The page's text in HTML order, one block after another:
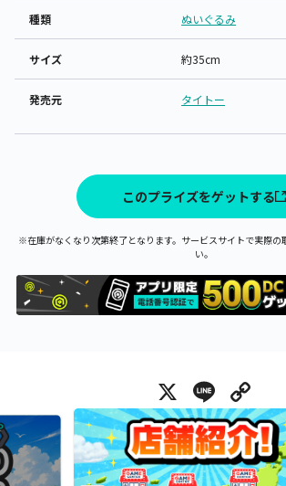
種類 ぬいぐるみ
サイズ 約35cm
発売元 タイトー
このプライズをゲットする
※在庫がなくなり次第終了となります。サービスサイトで実際の
い。
X Line